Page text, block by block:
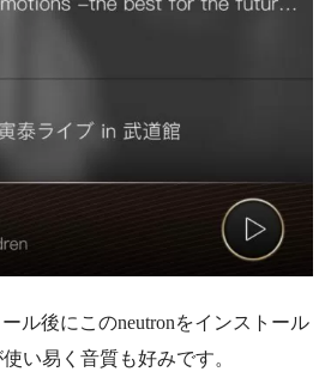
ル後にこのneutronをインストール
い易く音質も好みです。